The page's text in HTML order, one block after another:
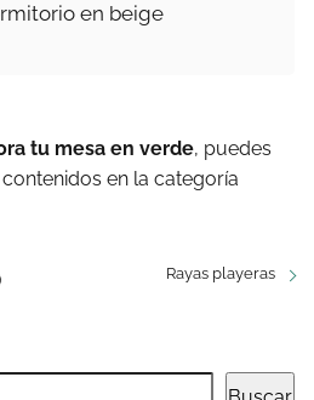
en beige
tu mesa en verde, puedes
en la categoría
Rayas playeras